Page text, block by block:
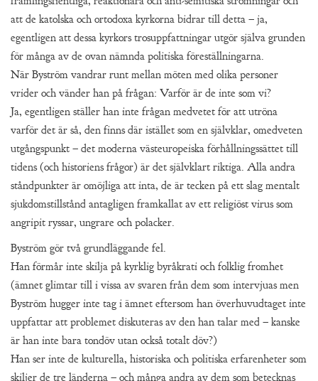
att de katolska och ortodoxa kyrkorna bidrar till detta – ja,
egentligen att dessa kyrkors trosuppfattningar utgör själva grunden
för många av de ovan nämnda politiska föreställningarna.
När Byström vandrar runt mellan möten med olika personer
vrider och vänder han på frågan: Varför är de inte som vi?
Ja, egentligen ställer han inte frågan medvetet för att utröna
varför det är så, den finns där istället som en självklar, omedveten
utgångspunkt – det moderna västeuropeiska förhållningssättet till
tidens (och historiens frågor) är det självklart riktiga. Alla andra
ståndpunkter är omöjliga att inta, de är tecken på ett slag mentalt
sjukdomstillstånd antagligen framkallat av ett religiöst virus som
angripit ryssar, ungrare och polacker.
Byström gör två grundläggande fel.
Han förmår inte skilja på kyrklig byråkrati och folklig fromhet
(ämnet glimtar till i vissa av svaren från dem som intervjuas men
Byström hugger inte tag i ämnet eftersom han överhuvudtaget inte
uppfattar att problemet diskuteras av den han talar med – kanske
är han inte bara tondöv utan också totalt döv?)
Han ser inte de kulturella, historiska och politiska erfarenheter som
skiljer de tre länderna – och många andra av dem som betecknas